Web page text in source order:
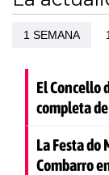
1 SEMANA
El Concello
completa
La Festa
Combarro